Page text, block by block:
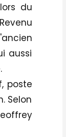
du
aussi
poste
Selon